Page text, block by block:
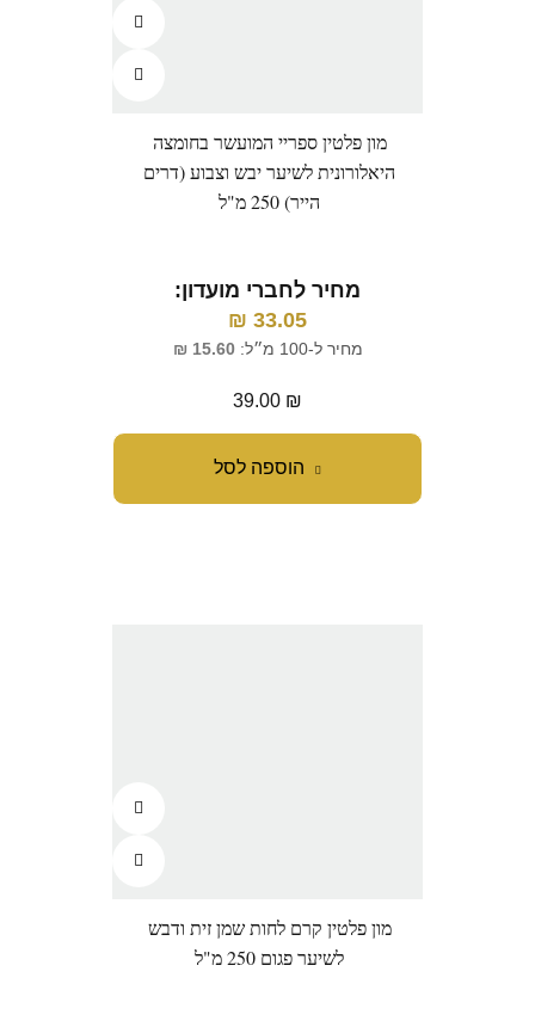
הוספה לסל
מון פלטין ספריי המועשר בחומצה
היאלורונית לשיער יבש וצבוע (דרים
הייר) 250 מ"ל
מחיר לחברי מועדון:
33.05
₪
מחיר ל-100 מ״ל: 15.60
₪
39.00 ₪
מון פלטין קרם לחות שמן זית ודבש
לשיער פגום 250 מ"ל